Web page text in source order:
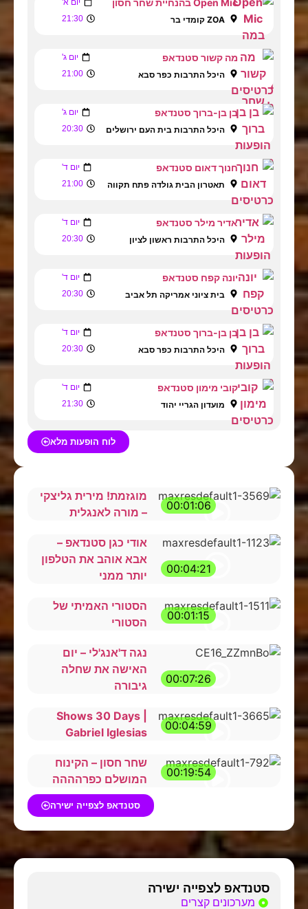
Open Mic בהנחיית שחר חסון יום א'
ZOA קומדי בר 21:30
מה קשור סטנדאפ יום ג'
היכל התרבות כפר סבא 21:00
בן בן-ברוך סטנדאפ יום ג'
היכל התרבות בית העם ירושלים 20:30
חנוך דאום סטנדאפ יום ד'
תאטרון הבית גולדה פתח תקווה 21:00
אדיר מילר סטנדאפ יום ד'
היכל התרבות ראשון לציון 20:30
יונה קפח סטנדאפ יום ד'
בית ציוני אמריקה תל אביב 20:30
בן בן-ברוך סטנדאפ יום ד'
היכל התרבות כפר סבא 20:30
קובי מימון סטנדאפ יום ד'
מועדון הגריי יהוד 21:30
לוח הופעות מלא
00:01:06
מוגזמת! מירית גליצקי
– מורה לאנגלית
00:04:21
אודי כגן סטנדאפ –
אבא אוהב את הטלפון
יותר ממני
00:01:15
הסטורי האמיתי של
הסטורי
00:07:26
נגה ד'אנג'לי – יום
האישה את שחלה
גיבורה
00:04:59
Shows 30 Days |
Gabriel Iglesias
00:19:54
שחר חסון – הקינוח
המושלם כפרהההה
סטנדאפ לצפייה ישירה
סטנדאפ לצפייה ישירה
מערכונים קצרים